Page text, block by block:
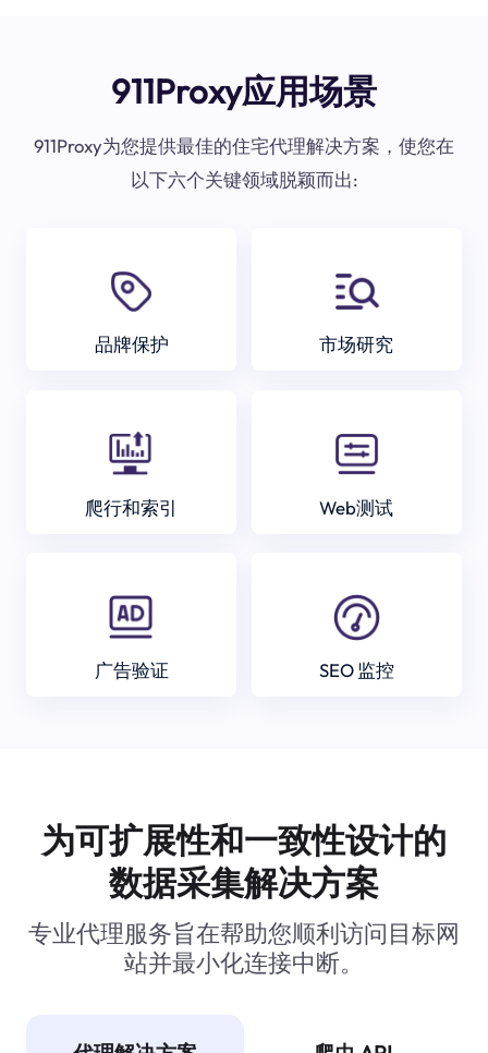
911Proxy应用场景
911Proxy为您提供最佳的住宅代理解决方案，使您在
以下六个关键领域脱颖而出:
品牌保护 市场研究
爬行和索引 Web测试
广告验证 SEO 监控
为可扩展性和一致性设计的
数据采集解决方案
专业代理服务旨在帮助您顺利访问目标网
站并最小化连接中断。